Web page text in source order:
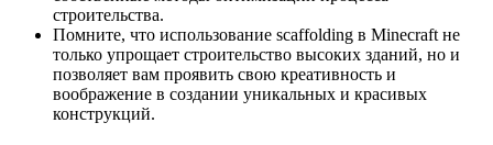
строительства.
Помните, что использование scaffolding в Minecraft не
только упрощает строительство высоких зданий, но и
позволяет вам проявить свою креативность и
воображение в создании уникальных и красивых
конструкций.